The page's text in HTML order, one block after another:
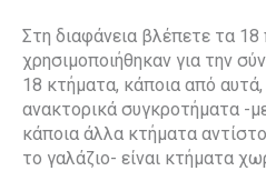
Στη διαφάνεια βλέπετε τα
χρησιμοποιήθηκαν για την
18 κτήματα, κάποια από
ανακτορικά συγκροτήματα -
κάποια άλλα κτήματα
το γαλάζιο- είναι κτήματα